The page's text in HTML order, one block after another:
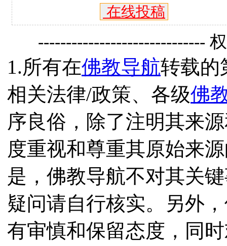
在线投稿
------------------------------
1.所有在佛教导航转载的
相关法律/政策、各级佛
序良俗，除了注明其来
度重视和尊重其原始来
是，佛教导航不对其关
疑问请自行核实。另外
有审慎和保留态度，同